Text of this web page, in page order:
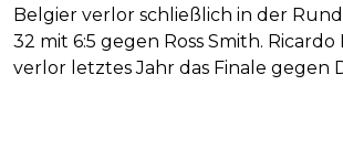
Belgier verlor schließlich in der
32 mit 6:5 gegen Ross Smith.
verlor letztes Jahr das Finale gegen